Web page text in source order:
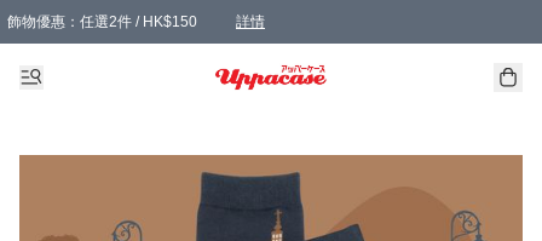
飾物優惠：任選2件 / HK$150 詳情
髮飾優惠：任選2件 / HK$100 詳情
精選襪子優惠：任選3對 / HK$115 詳情
滿額免運：本地訂單滿港幣350元可享免運費優惠